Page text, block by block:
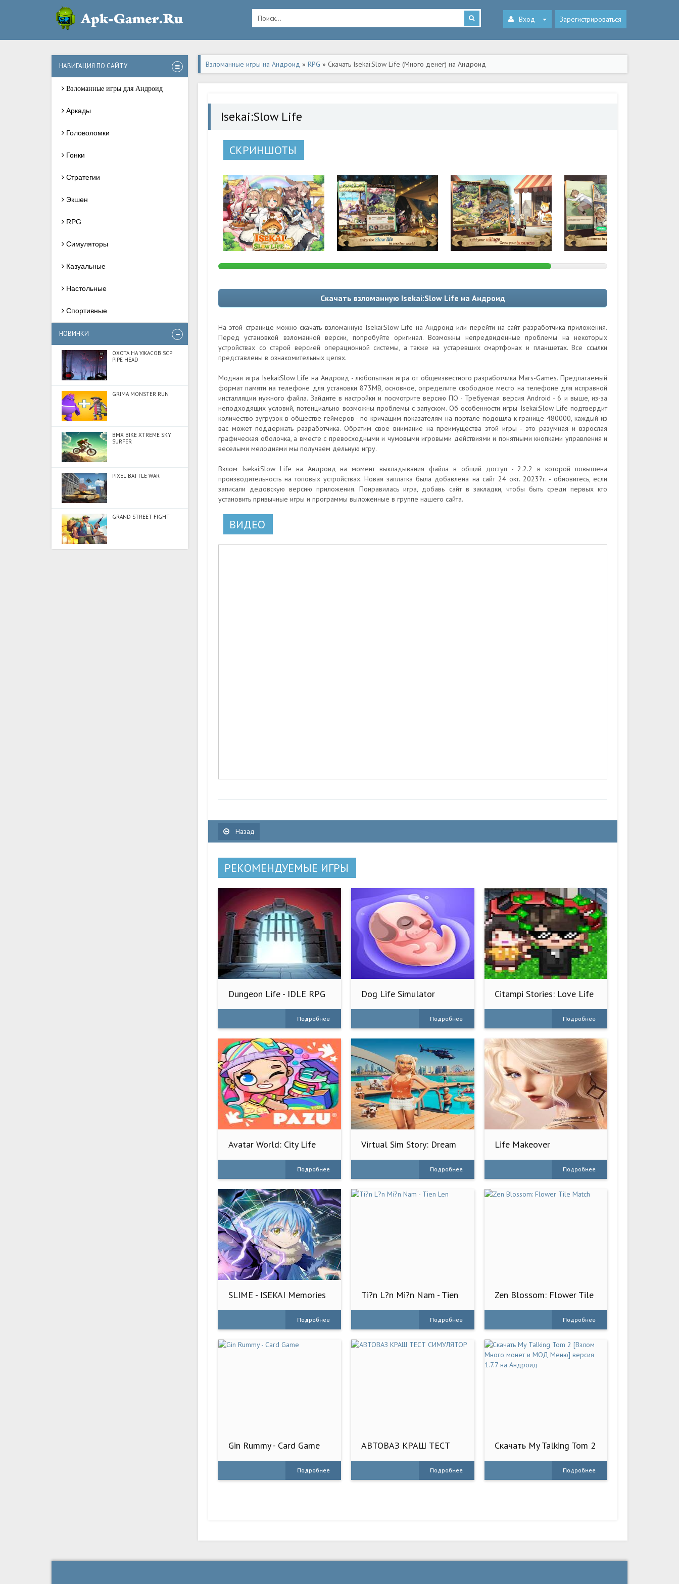
Вход Зарегистрироваться
НАВИГАЦИЯ ПО САЙТУ
Взломанные игры для Андроид
Аркады
Головоломки
Гонки
Стратегии
Экшен
RPG
Симуляторы
Казуальные
Настольные
Спортивные
НОВИНКИ
ОХОТА НА УЖАСОВ SCP
PIPE HEAD
GRIMA MONSTER RUN
BMX BIKE XTREME SKY
SURFER
PIXEL BATTLE WAR
GRAND STREET FIGHT
Взломанные игры на Андроид » RPG » Скачать Isekai:Slow Life (Много денег) на Андроид
Isekai:Slow Life
СКРИНШОТЫ
Скачать взломанную Isekai:Slow Life на Андроид
На этой странице можно скачать взломанную Isekai:Slow Life на Андроид или перейти на сайт разработчика приложения.
Перед установкой взломанной версии, попробуйте оригинал. Возможны непредвиденные проблемы на некоторых
устройствах со старой версией операционной системы, а также на устаревших смартфонах и планшетах. Все ссылки
представлены в ознакомительных целях.
Модная игра Isekai:Slow Life на Андроид - любопытная игра от общеизвестного разработчика Mars-Games. Предлагаемый
формат памяти на телефоне для установки 873MB, основное, определите свободное место на телефоне для исправной
инсталляции нужного файла. Зайдите в настройки и посмотрите версию ПО - Требуемая версия Android - 6 и выше, из-за
неподходящих условий, потенциально возможны проблемы с запуском. Об особенности игры Isekai:Slow Life подтвердит
количество зугрузок в обществе геймеров - по кричащим показателям на портале подошла к границе 480000, каждый из
вас может поддержать разработчика. Обратим свое внимание на преимущества этой игры - это разумная и взрослая
графическая оболочка, а вместе с превосходными и чумовыми игровыми действиями и понятными кнопками управления и
веселыми мелодиями мы получаем дельную игру.
Взлом Isekai:Slow Life на Андроид на момент выкладывания файла в общий доступ - 2.2.2 в которой повышена
производительность на топовых устройствах. Новая заплатка была добавлена на сайт 24 окт. 2023?г. - обновитесь, если
записали дедовскую версию приложения. Понравилась игра, добавь сайт в закладки, чтобы быть среди первых кто
установить привычные игры и программы выложенные в группе нашего сайта.
ВИДЕО
Назад
РЕКОМЕНДУЕМЫЕ ИГРЫ
Dungeon Life - IDLE RPG
Подробнее
Dog Life Simulator
Подробнее
Citampi Stories: Love Life
Подробнее
Avatar World: City Life
Подробнее
Virtual Sim Story: Dream
Подробнее
Life Makeover
Подробнее
SLIME - ISEKAI Memories
Подробнее
Ti?n L?n Mi?n Nam - Tien
Подробнее
Zen Blossom: Flower Tile
Подробнее
Gin Rummy - Card Game
Подробнее
АВТОВАЗ КРАШ ТЕСТ
Подробнее
Скачать My Talking Tom 2
МОД Меню] версия 1.7.7
Подробнее